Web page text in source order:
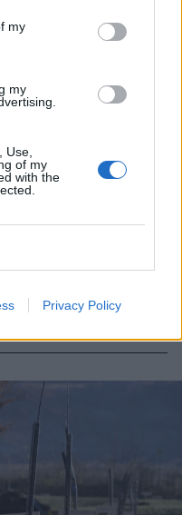
my
my
Use,
of my
with the
Privacy Policy
is van már